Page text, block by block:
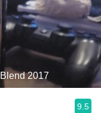
2017
9.5